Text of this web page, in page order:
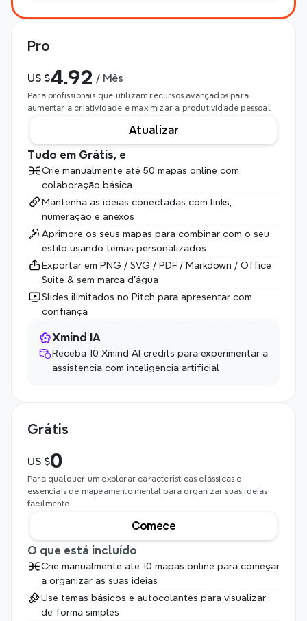
Grátis
US $0
Para qualquer um explorar características clássicas e
essenciais de mapeamento mental para organizar suas ideias
facilmente
Comece
O que está incluído
Crie manualmente até 10 mapas online para começar
a organizar as suas ideias
Use temas básicos e autocolantes para visualizar
de forma simples
Pro
US $4.92 / Mês
Para profissionais que utilizam recursos avançados para
aumentar a criatividade e maximizar a produtividade pessoal
Atualizar
Tudo em Grátis, e
Crie manualmente até 50 mapas online com
colaboração básica
Mantenha as ideias conectadas com links,
numeração e anexos
Aprimore os seus mapas para combinar com o seu
estilo usando temas personalizados
Exportar em PNG / SVG / PDF / Markdown / Office
Suite & sem marca d'água
Slides ilimitados no Pitch para apresentar com
confiança
Xmind IA
Receba 10 Xmind AI credits para experimentar a
assistência com inteligência artificial